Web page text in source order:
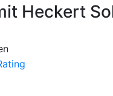
Heckert